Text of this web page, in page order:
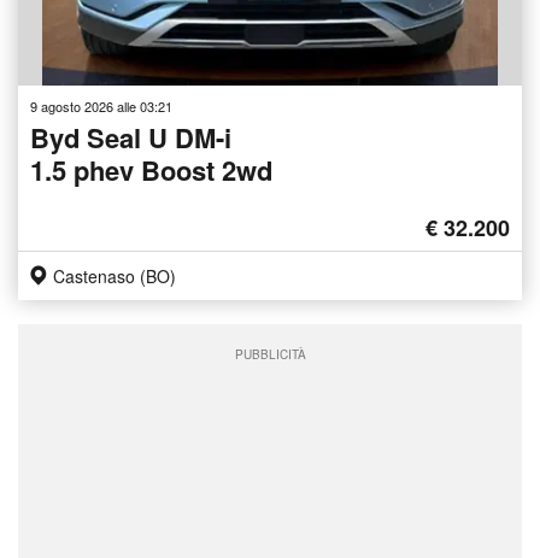
9 agosto 2026 alle 03:21
Byd Seal U DM-i
1.5 phev Boost 2wd
€ 32.200
Castenaso (BO)
PUBBLICITÀ